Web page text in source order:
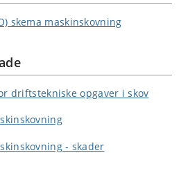
skema maskinskovning
driftstekniske opgaver i skov
- skader